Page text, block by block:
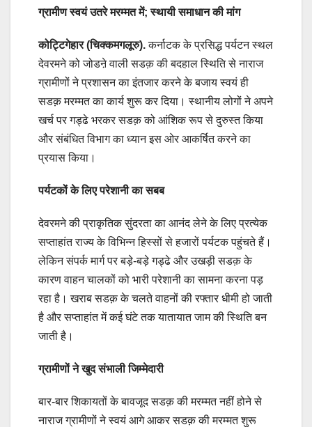
ग्रामीण स्वयं उतरे मरम्मत में; स्थायी समाधान की मांग
कोट्टिगेहार (चिक्कमगलूरु).कर्नाटक के प्रसिद्ध पर्यटन स्थल
देवरमने को जोडऩे वाली सडक़ की बदहाल स्थिति से नाराज
ग्रामीणों ने प्रशासन का इंतजार करने के बजाय स्वयं ही
सडक़ मरम्मत का कार्य शुरू कर दिया। स्थानीय लोगों ने अपने
खर्च पर गड्ढे भरकर सडक़ को आंशिक रूप से दुरुस्त किया
और संबंधित विभाग का ध्यान इस ओर आकर्षित करने का
प्रयास किया।
पर्यटकों के लिए परेशानी का सबब
देवरमने की प्राकृतिक सुंदरता का आनंद लेने के लिए प्रत्येक
सप्ताहांत राज्य के विभिन्न हिस्सों से हजारों पर्यटक पहुंचते हैं।
लेकिन संपर्क मार्ग पर बड़े-बड़े गड्ढे और उखड़ी सडक़ के
कारण वाहन चालकों को भारी परेशानी का सामना करना पड़
रहा है। खराब सडक़ के चलते वाहनों की रफ्तार धीमी हो जाती
है और सप्ताहांत में कई घंटे तक यातायात जाम की स्थिति बन
जाती है।
ग्रामीणों ने खुद संभाली जिम्मेदारी
बार-बार शिकायतों के बावजूद सडक़ की मरम्मत नहीं होने से
नाराज ग्रामीणों ने स्वयं आगे आकर सडक़ की मरम्मत शुरू